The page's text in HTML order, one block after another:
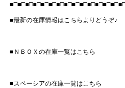
■最新の在庫情報はこちらよりどうぞ♪
■ＮＢＯＸの在庫一覧はこちら
■スペーシアの在庫一覧はこちら